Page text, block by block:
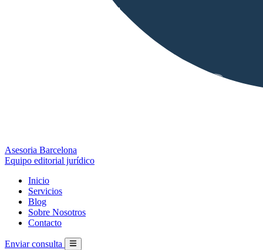
Asesoria Barcelona
Equipo editorial jurídico
Inicio
Servicios
Blog
Sobre Nosotros
Contacto
Enviar consulta